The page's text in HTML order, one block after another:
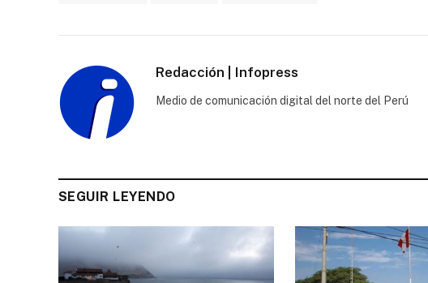
Redacción | Infopress
Medio de comunicación digital del norte del Perú
SEGUIR LEYENDO